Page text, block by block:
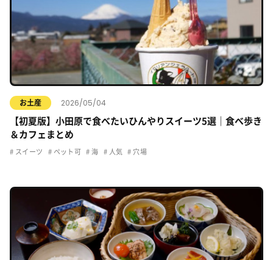
お土産 2026/05/04
【初夏版】小田原で食べたいひんやりスイーツ5選｜食べ歩き
＆カフェまとめ
スイーツ ペット可 海 人気 穴場